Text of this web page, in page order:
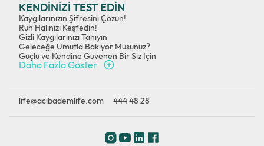
KENDİNİZİ TEST EDİN
Kaygılarınızın Şifresini Çözün!
Ruh Halinizi Keşfedin!
Gizli Kaygılarınızı Tanıyın
Geleceğe Umutla Bakıyor Musunuz?
Güçlü ve Kendine Güvenen Bir Siz İçin
Daha Fazla Göster
life@acibademlife.com 444 48 28